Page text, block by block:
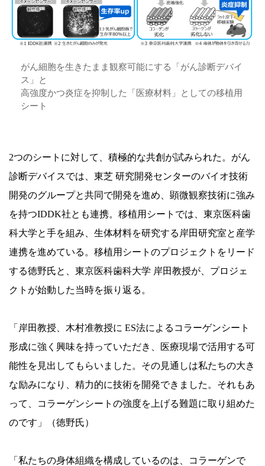
がん細胞を生きたまま観察可能にする「がん診断デバイ
ス」と
高強度かつ炎症を抑制した「医療材料」としての移植用
シート
2つのシートに対して、積極的な共創が試みられた。がん
診断デバイスでは、東芝 研究開発センターのバイオ技術
開発のグループと共同で開発を進め、顕微観察技術に強み
を持つIDDK社とも連携。移植用シートでは、東京医科歯
科大学と手を組み、生体材料を研究する岸田研究室と産学
連携を進めている。移植用シートのプロジェクトをリード
する徳野氏と、東京医科歯科大学 岸田教授が、プロジェ
クトが始動した当時を振り返る。
「岸田教授、木村准教授に ES法によるコラーゲンシート
形成に強く興味を持っていただき、医療現場で活用する可
能性を見出してもらいました。その見通しは私たちの大き
な励みになり、精力的に技術を開発できました。それもあ
って、コラーゲンシートの強度を上げる難題に取り組めた
のです」（徳野氏）
「私たちの身体組織を構成しているのは、コラーゲンで